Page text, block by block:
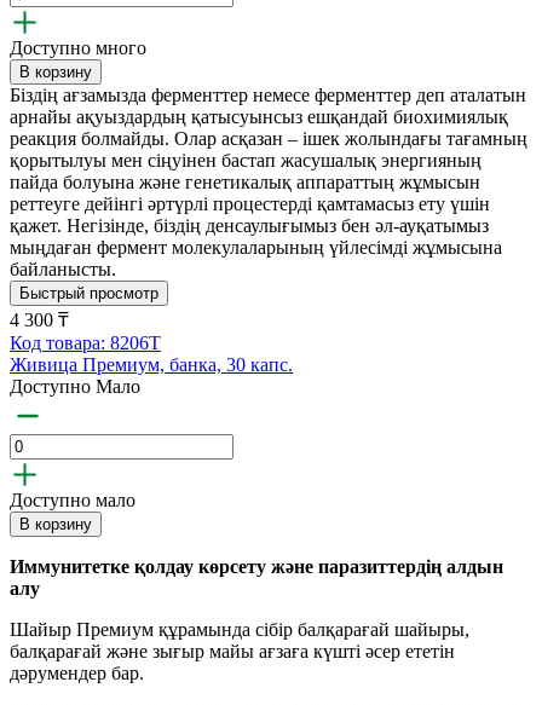
Доступно много
В корзину
Біздің ағзамызда ферменттер немесе ферменттер деп аталатын
арнайы ақуыздардың қатысуынсыз ешқандай биохимиялық
реакция болмайды. Олар асқазан – ішек жолындағы тағамның
қорытылуы мен сіңуінен бастап жасушалық энергияның
пайда болуына және генетикалық аппараттың жұмысын
реттеуге дейінгі әртүрлі процестерді қамтамасыз ету үшін
қажет. Негізінде, біздің денсаулығымыз бен әл-ауқатымыз
мыңдаған фермент молекулаларының үйлесімді жұмысына
байланысты.
Быстрый просмотр
4 300 ₸
Код товара: 8206T
Живица Премиум, банка, 30 капс.
Доступно Мало
Доступно мало
В корзину
Иммунитетке қолдау көрсету және паразиттердің алдын
алу
Шайыр Премиум құрамында сібір балқарағай шайыры,
балқарағай және зығыр майы ағзаға күшті әсер ететін
дәрумендер бар.